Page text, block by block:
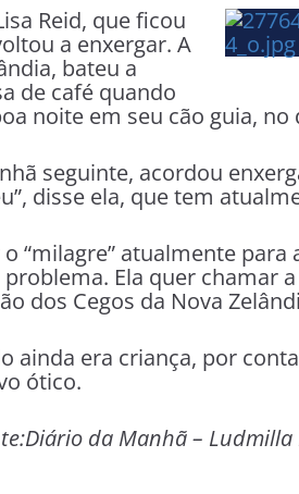
Reid, que ficou
a enxergar. A
bateu a
de café quando
noite em seu cão guia, no
seguinte, acordou
disse ela, que tem
“milagre” atualmente
Ela quer chamar
dos Cegos da Nova
ainda era criança, por
ótico.
da Manhã – Ludmilla